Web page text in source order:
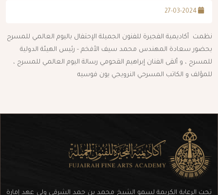
نظمت أكاديمية الفجيرة للفنون الجميلة الإحتفال باليوم العالمي للمسرح
بحضور سعادة المهندس محمد سيف الأفخم - رئيس الهيئة الدولية
للمسرح ، و ألقى الفنان إبراهيم القحومي رسالة اليوم العالمي للمسرح ،
للمؤلف و الكاتب المسرحي النرويجي يون فوسيه
تحت الرعاية الكريمة لسمو الشيخ محمد بن حمد الشرقي ولي عهد إمارة